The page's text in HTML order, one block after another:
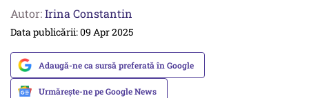
Autor:Irina Constantin
Data publicării: 09 Apr 2025
Adaugă-ne ca sursă preferată în Google
Urmărește-ne pe Google News